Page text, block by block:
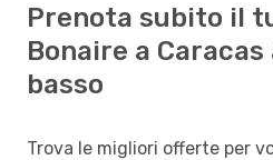
Prenota subito il
Bonaire a
basso
Trova le migliori offerte per